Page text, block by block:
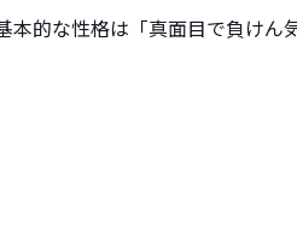
本的な性格は「真面目で負け